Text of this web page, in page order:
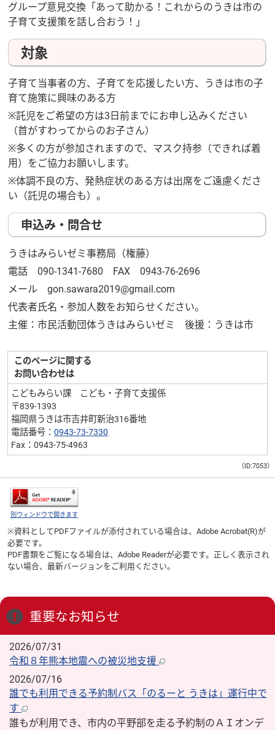
グループ意見交換「あって助かる！これからのうきは市の
子育て支援策を話し合おう！」
対象
子育て当事者の方、子育てを応援したい方、うきは市の子
育て施策に興味のある方
※託児をご希望の方は3日前までにお申し込みください
（首がすわってからのお子さん）
※多くの方が参加されますので、マスク持参（できれば着
用）をご協力お願いします。
※体調不良の方、発熱症状のある方は出席をご遠慮くださ
い（託児の場合も）。
申込み・問合せ
うきはみらいゼミ事務局（権藤）
電話 090-1341-7680 FAX 0943-76-2696
メール gon.sawara2019@gmail.com
代表者氏名・参加人数をお知らせください。
主催：市民活動団体うきはみらいゼミ 後援：うきは市
このページに関する
お問い合わせは
こどもみらい課 こども・子育て支援係
〒839-1393
福岡県うきは市吉井町新治316番地
電話番号：0943-73-7330
Fax：0943-75-4963
（ID:7053）
別ウィンドウで開きます
※資料としてPDFファイルが添付されている場合は、Adobe Acrobat(R)が
必要です。
PDF書類をご覧になる場合は、Adobe Readerが必要です。正しく表示され
ない場合、最新バージョンをご利用ください。
重要なお知らせ
2026/07/31
令和８年熊本地震への被災地支援
2026/07/16
誰でも利用できる予約制バス「のるーと うきは」運行中で
す
誰もが利用でき、市内の平野部を走る予約制のＡＩオンデ